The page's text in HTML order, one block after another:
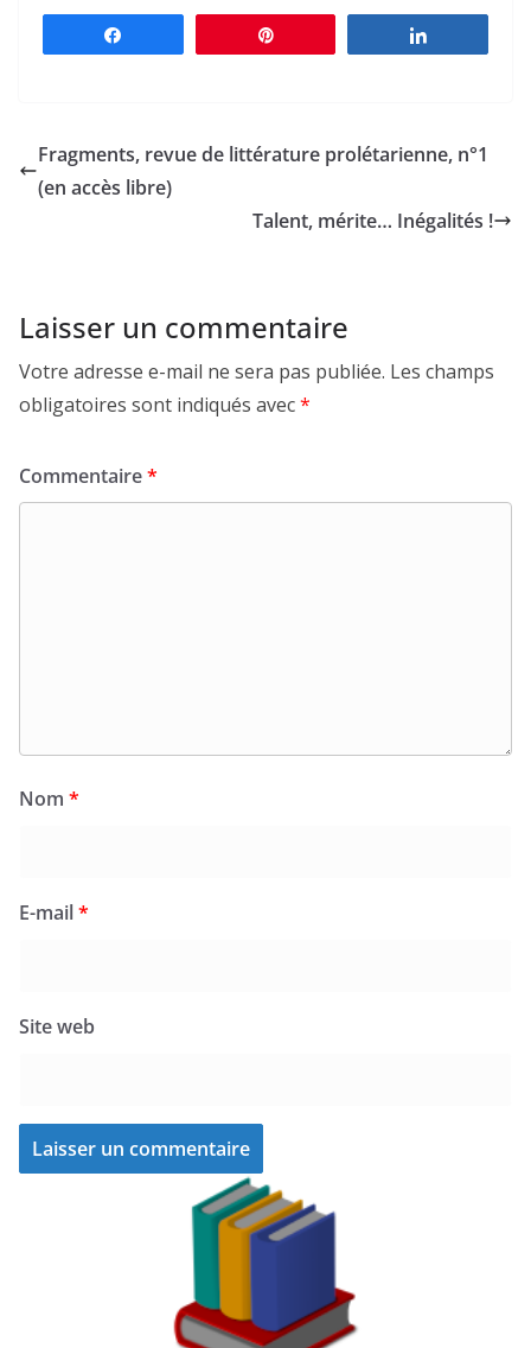
Fragments, revue de littérature prolétarienne, n°1
(en accès libre)
Talent, mérite… Inégalités !
Laisser un commentaire
Votre adresse e-mail ne sera pas publiée. Les champs
obligatoires sont indiqués avec*
Commentaire*
Nom *
E-mail*
Site web